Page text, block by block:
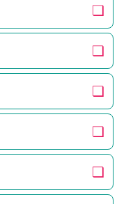
❏
❏
❏
❏
❏